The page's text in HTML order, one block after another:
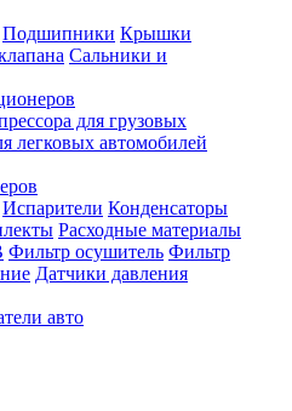
Подшипники Крышки
Сальники и
для грузовых
легковых автомобилей
Испарители Конденсаторы
Расходные материалы
Фильтр осушитель Фильтр
Датчики давления
авто